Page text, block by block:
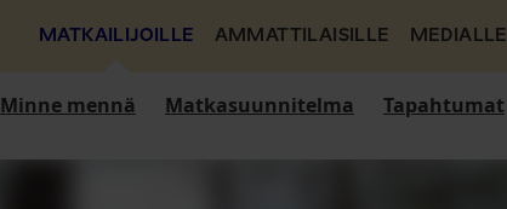
MATKAILIJOILLE AMMATTILAISILLE MEDIALLE
Minne mennä Matkasuunnitelma Tapahtumat